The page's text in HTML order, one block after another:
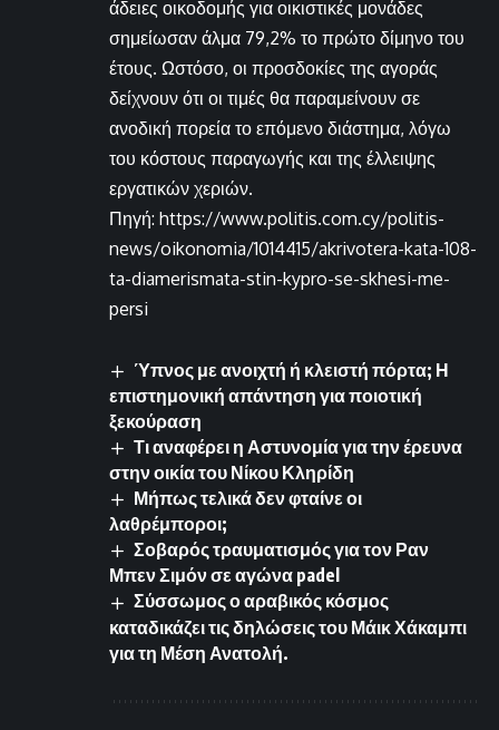
άδειες οικοδομής για οικιστικές μονάδες
σημείωσαν άλμα 79,2% το πρώτο δίμηνο του
έτους. Ωστόσο, οι προσδοκίες της αγοράς
δείχνουν ότι οι τιμές θα παραμείνουν σε
ανοδική πορεία το επόμενο διάστημα, λόγω
του κόστους παραγωγής και της έλλειψης
εργατικών χεριών.
Πηγή: https://www.politis.com.cy/politis-
news/oikonomia/1014415/akrivotera-kata-108-
ta-diamerismata-stin-kypro-se-skhesi-me-
persi
Ύπνος με ανοιχτή ή κλειστή πόρτα; Η
επιστημονική απάντηση για ποιοτική
ξεκούραση
Τι αναφέρει η Αστυνομία για την έρευνα
στην οικία του Νίκου Κληρίδη
Μήπως τελικά δεν φταίνε οι
λαθρέμποροι;
Σοβαρός τραυματισμός για τον Ραν
Μπεν Σιμόν σε αγώνα padel
Σύσσωμος ο αραβικός κόσμος
καταδικάζει τις δηλώσεις του Μάικ Χάκαμπι
για τη Μέση Ανατολή.